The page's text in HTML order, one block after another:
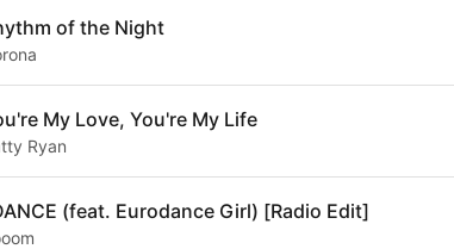
of the Night
My Love, You're My Life
Ryan
(feat. Eurodance Girl) [Radio Edit]